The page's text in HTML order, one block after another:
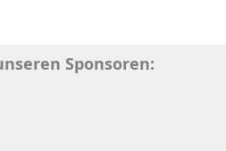
Sponsoren: